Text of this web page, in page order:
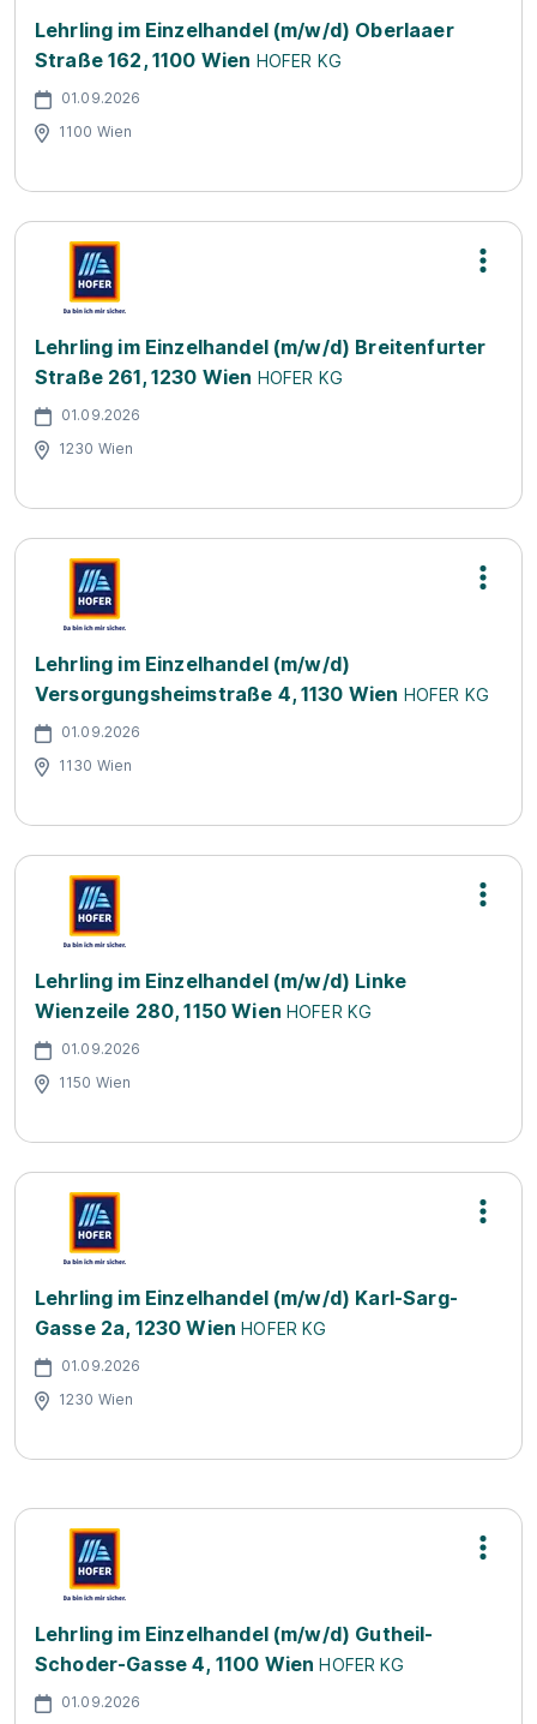
Lehrling im Einzelhandel (m/w/d) Oberlaaer
Straße 162, 1100 Wien HOFER KG
01.09.2026
1100 Wien
Lehrling im Einzelhandel (m/w/d) Breitenfurter
Straße 261, 1230 Wien HOFER KG
01.09.2026
1230 Wien
Lehrling im Einzelhandel (m/w/d)
Versorgungsheimstraße 4, 1130 Wien HOFER KG
01.09.2026
1130 Wien
Lehrling im Einzelhandel (m/w/d) Linke
Wienzeile 280, 1150 Wien HOFER KG
01.09.2026
1150 Wien
Lehrling im Einzelhandel (m/w/d) Karl-Sarg-
Gasse 2a, 1230 Wien HOFER KG
01.09.2026
1230 Wien
Lehrling im Einzelhandel (m/w/d) Gutheil-
Schoder-Gasse 4, 1100 Wien HOFER KG
01.09.2026